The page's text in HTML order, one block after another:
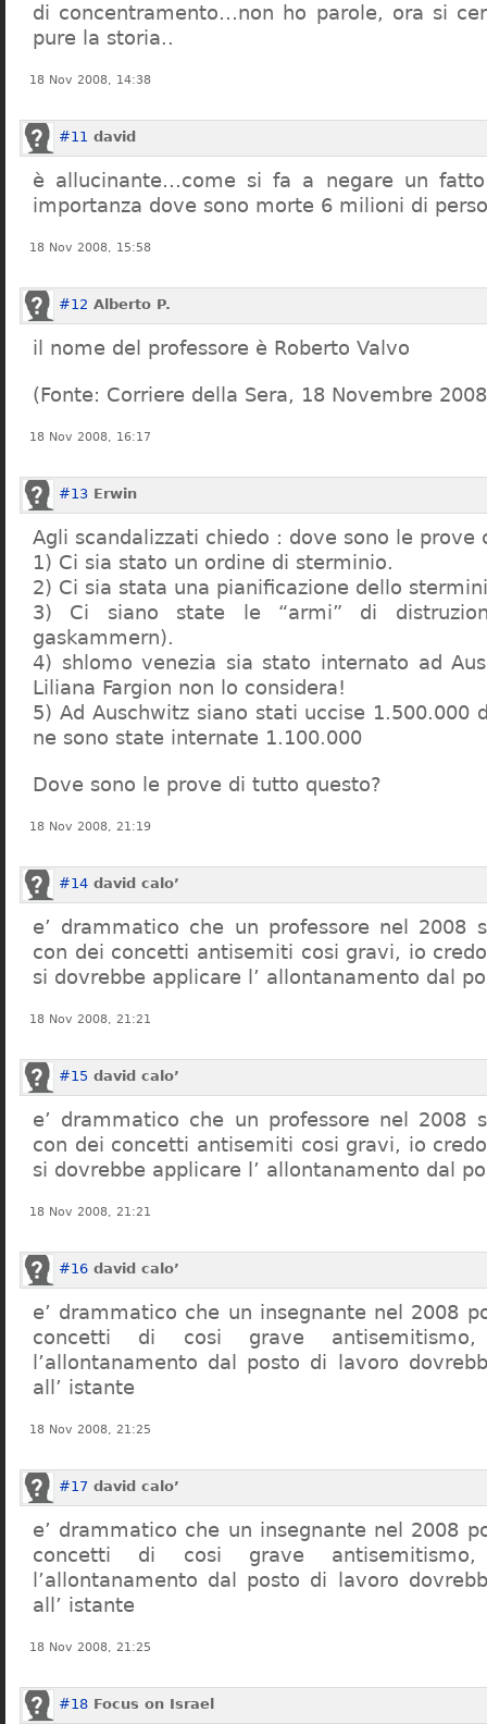
di concentramento…non ho parole, ora si
pure la storia..
18 Nov 2008, 14:38
#11 david
è allucinante…come si fa a negare un
importanza dove sono morte 6 milioni di
18 Nov 2008, 15:58
#12 Alberto P.
il nome del professore è Roberto Valvo
(Fonte: Corriere della Sera, 18 Novembre
18 Nov 2008, 16:17
#13 Erwin
Agli scandalizzati chiedo : dove sono le prove
1) Ci sia stato un ordine di sterminio.
2) Ci sia stata una pianificazione dello
3) Ci siano state le “armi” di
gaskammern).
4) shlomo venezia sia stato internato ad
Liliana Fargion non lo considera!
5) Ad Auschwitz siano stati uccise 1.500.000
ne sono state internate 1.100.000
Dove sono le prove di tutto questo?
18 Nov 2008, 21:19
#14 david calo’
e’ drammatico che un professore nel 2008
con dei concetti antisemiti cosi gravi, io
si dovrebbe applicare l’ allontanamento dal
18 Nov 2008, 21:21
#15 david calo’
e’ drammatico che un professore nel 2008
con dei concetti antisemiti cosi gravi, io
si dovrebbe applicare l’ allontanamento dal
18 Nov 2008, 21:21
#16 david calo’
e’ drammatico che un insegnante nel 2008
concetti di cosi grave
l’allontanamento dal posto di lavoro
all’ istante
18 Nov 2008, 21:25
#17 david calo’
e’ drammatico che un insegnante nel 2008
concetti di cosi grave
l’allontanamento dal posto di lavoro
all’ istante
18 Nov 2008, 21:25
#18 Focus on Israel